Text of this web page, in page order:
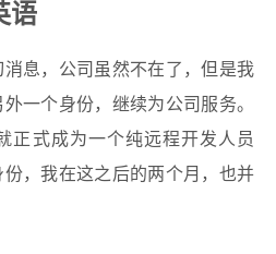
语
息，公司虽然不在了，但是我
一个身份，继续为公司服务。
正式成为一个纯远程开发人员
份，我在这之后的两个月，也并